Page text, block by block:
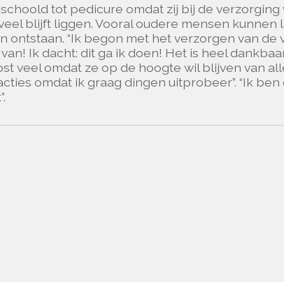
tot pedicure omdat zij bij de
blijft liggen. Vooral oudere mensen kunnen
“Ik begon met het verzorgen van de
Ik dacht: dit ga ik doen! Het is heel
veel omdat ze op de hoogte wil blijven van
omdat ik graag dingen uitprobeer”. “Ik